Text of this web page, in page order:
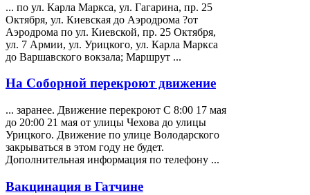
... по ул. Карла Маркса, ул. Гагарина, пр. 25
Октября, ул. Киевская до Аэродрома ?от
Аэродрома по ул. Киевской, пр. 25 Октября,
ул. 7 Армии, ул. Урицкого, ул. Карла Маркса
до Варшавского вокзала; Маршрут ...
На Соборной перекроют движение
... заранее. Движение перекроют С 8:00 17 мая
до 20:00 21 мая от улицы Чехова до улицы
Урицкого. Движение по улице Володарского
закрываться в этом году не будет.
Дополнительная информация по телефону ...
Вакцинация в Гатчине